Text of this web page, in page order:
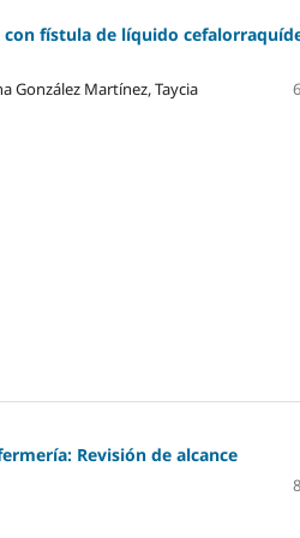
fístula de líquido
González Martínez, Taycia
Revisión de alcance